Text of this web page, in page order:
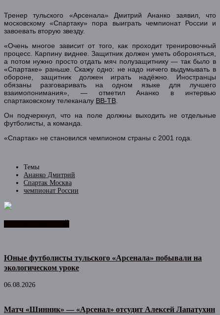
Тренер тульского «Арсенала» Дмитрий Ананко заявил, что
московскому «Спартаку» пора выиграть чемпионат России и
завоевать вторую звезду.
«Очень многое зависит от того, как проходит тренировочный
процесс. Карпину виднее. Защитник должен уметь обороняться,
а потом нужно просто отдать мяч полузащитнику — так было в
«Спартаке» раньше. Скажу одно: не надо ничего выдумывать в
обороне, защитник должен играть надёжно. Иностранцы
обязаны разговаривать на одном языке для лучшего
взаимопонимания», — отметил Ананко в интервью
спартаковскому телеканалу ВВ-ТВ
Он подчеркнул, что на поле должны выходить не отдельные
футболисты, а команда.
«Спартак» не становился чемпионом страны с 2001 года.
Темы
Ананко Дмитрий
Спартак Москва
чемпионат России
Юные футболисты тульского «Арсенала» побывали на
экологическом уроке
06.08.2026
Матч «Шинник» — «Арсенал» отсудит Алексей Лапатухин